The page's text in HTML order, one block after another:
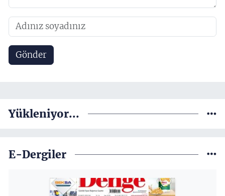
Gönder
Yükleniyor...
E-Dergiler